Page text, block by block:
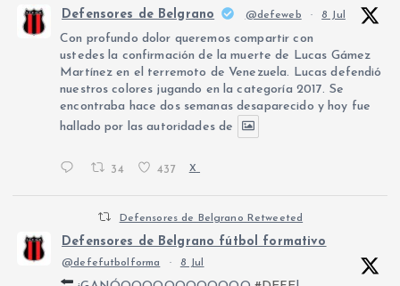
Defensores de Belgrano @defeweb · 8 Jul
Con profundo dolor queremos compartir con
ustedes la confirmación de la muerte de Lucas Gámez
Martínez en el terremoto de Venezuela. Lucas defendió
nuestros colores jugando en la categoría 2017. Se
encontraba hace dos semanas desaparecido y hoy fue
hallado por las autoridades de
34 437 X
Defensores de Belgrano Retweeted
Defensores de Belgrano fútbol formativo
@defefutbolforma · 8 Jul